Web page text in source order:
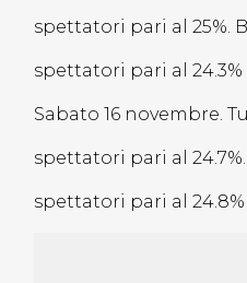
spettatori pari al 25%.
spettatori pari al 24.3%
Sabato 16 novembre.
spettatori pari al
spettatori pari al 24.8%